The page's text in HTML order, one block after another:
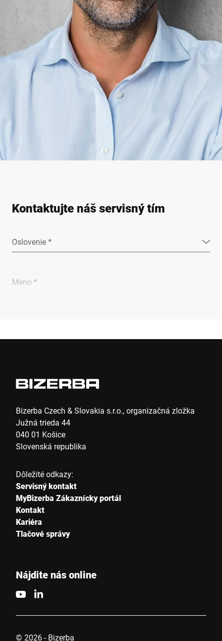
Kontaktujte náš servisný tím
Oslovenie *
Meno *
Ulica *
Poštové smerovacie číslo *
Štáť *
Bizerba Czech & Slovakia s.r.o., organizačná zložka
Južná trieda 44
040 01 Košice
Slovenská republika
Dôležité odkazy:
Servisný kontakt
MyBizerba Zákaznícky portál
Kontakt
Kariéra
Tlačové správy
Nájdite nás online
© 2026 - Bizerba